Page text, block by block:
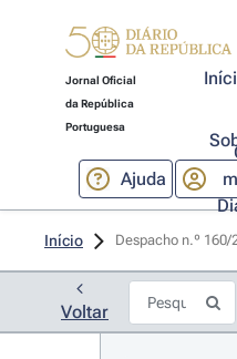
Jornal Oficial
da República
Portuguesa
Ajuda
Início Despacho n.º 160/
Voltar